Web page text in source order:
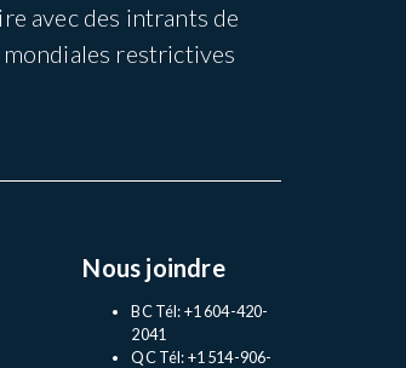
avec des intrants de
mondiales restrictives
Nous joindre
BC Tél: +1 604-420-
2041
QC Tél: +1 514-906-